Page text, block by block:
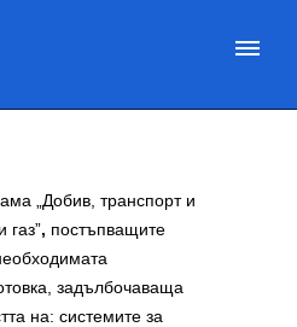
„Добив, транспорт и
газ”, постъпващите
задълбочаваща
на: системите за